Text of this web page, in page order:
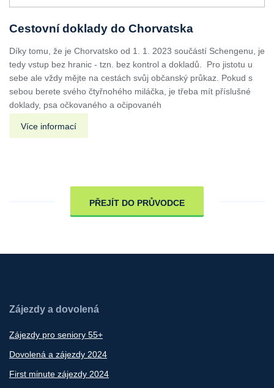
Cestovní doklady do Chorvatska
Díky tomu, že je Chorvatsko od 1. 1. 2023 součástí Schengenu, je
tedy vstup bez hranic - tzn. bez kontrol a dokladů. Pro jistotu u
sebe ale vždy mějte na cestách svůj občanský průkaz. Pokud s
sebou berete svého čtyřnohého miláčka, je třeba mít příslušné
doklady, psa očkovaného a očipovanéh
Více informací
PŘEJÍT DO PRŮVODCE
Zájezdy a dovolená
Zájezdy pro seniory 55+
Dovolená a zájezdy 2024
First minute zájezdy 2024